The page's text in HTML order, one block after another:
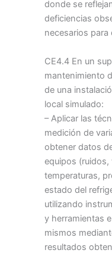
donde se
deficiencias
necesarios para
CE4.4 En un
mantenimiento
de una
local simulado:
– Aplicar las
medición de
obtener datos
equipos
temperaturas,
estado del
utilizando
y herramientas
mismos
resultados